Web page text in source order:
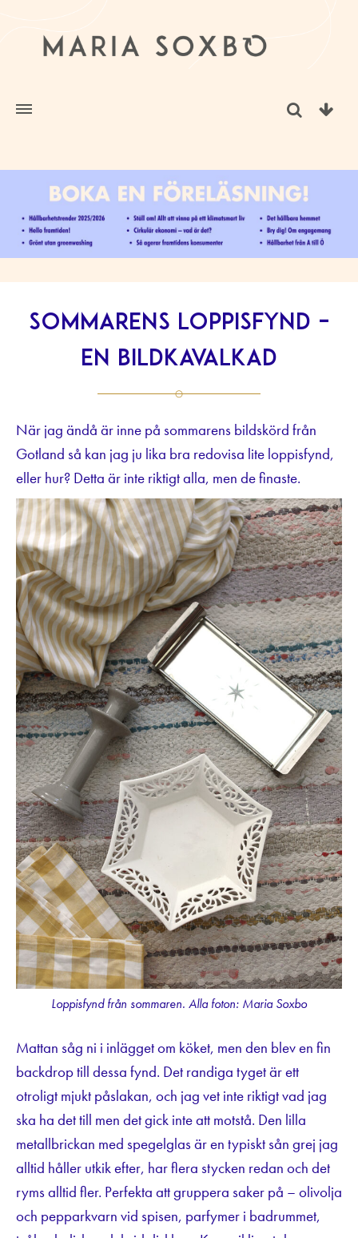
Sommarens loppisfynd –
en bildkavalkad
När jag ändå är inne på sommarens bildskörd från
Gotland så kan jag ju lika bra redovisa lite loppisfynd,
eller hur? Detta är inte riktigt alla, men de finaste.
Loppisfynd från sommaren. Alla foton: Maria Soxbo
Mattan såg ni i inlägget om köket, men den blev en fin
backdrop till dessa fynd. Det randiga tyget är ett
otroligt mjukt påslakan, och jag vet inte riktigt vad jag
ska ha det till men det gick inte att motstå. Den lilla
metallbrickan med spegelglas är en typiskt sån grej jag
alltid håller utkik efter, har flera stycken redan och det
ryms alltid fler. Perfekta att gruppera saker på – olivolja
och pepparkvarn vid spisen, parfymer i badrummet,